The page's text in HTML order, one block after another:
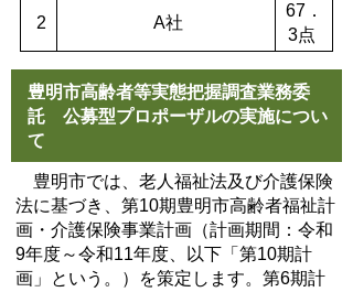
2 A社
67．
3点
豊明市高齢者等実態把握調査業務委
託 公募型プロポーザルの実施につい
て
豊明市では、老人福祉法及び介護保険
法に基づき、第10期豊明市高齢者福祉計
画・介護保険事業計画（計画期間：令和
9年度～令和11年度、以下「第10期計
画」という。）を策定します。第6期計